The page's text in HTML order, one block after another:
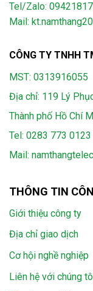
Tel/Zalo:
Mail:
CÔNG TY TNHH
MST: 0313916055
Địa chỉ: 119 Lý
Thành phố Hồ Chí
Tel: 0283 773 0123
Mail:
THÔNG TIN
Giới thiệu công ty
Địa chỉ giao dịch
Cơ hội nghề nghiệp
Liên hệ với chúng